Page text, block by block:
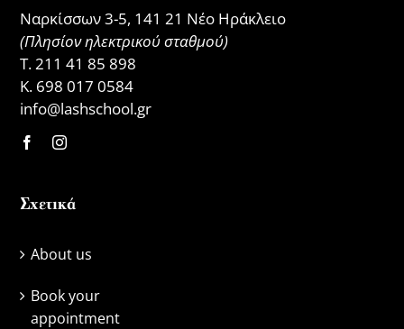
Ναρκίσσων 3-5, 141 21 Νέο Ηράκλειο
(Πλησίον ηλεκτρικού σταθμού)
Τ.211 41 85 898
Κ. 698 017 0584
info@lashschool.gr
Σχετικά
About us
Book your
appointment